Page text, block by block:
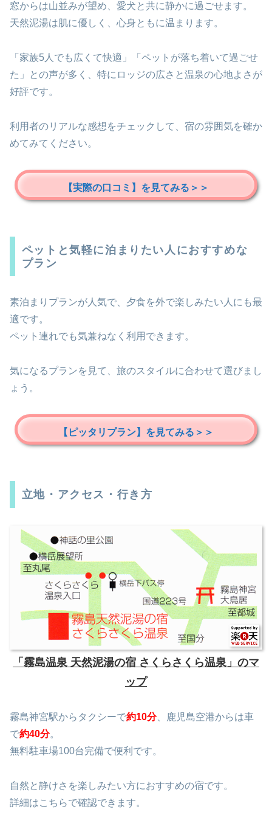
窓からは山並みが望め、愛犬と共に静かに過ごせます。
天然泥湯は肌に優しく、心身ともに温まります。
「家族5人でも広くて快適」「ペットが落ち着いて過ごせ
た」との声が多く、特にロッジの広さと温泉の心地よさが
好評です。
利用者のリアルな感想をチェックして、宿の雰囲気を確か
めてみてください。
【実際の口コミ】を見てみる＞＞
ペットと気軽に泊まりたい人におすすめな
プラン
素泊まりプランが人気で、夕食を外で楽しみたい人にも最
適です。
ペット連れでも気兼ねなく利用できます。
気になるプランを見て、旅のスタイルに合わせて選びまし
ょう。
【ピッタリプラン】を見てみる＞＞
立地・アクセス・行き方
「霧島温泉 天然泥湯の宿 さくらさくら温泉」のマ
ップ
霧島神宮駅からタクシーで約10分、鹿児島空港からは車
で約40分。
無料駐車場100台完備で便利です。
自然と静けさを楽しみたい方におすすめの宿です。
詳細はこちらで確認できます。